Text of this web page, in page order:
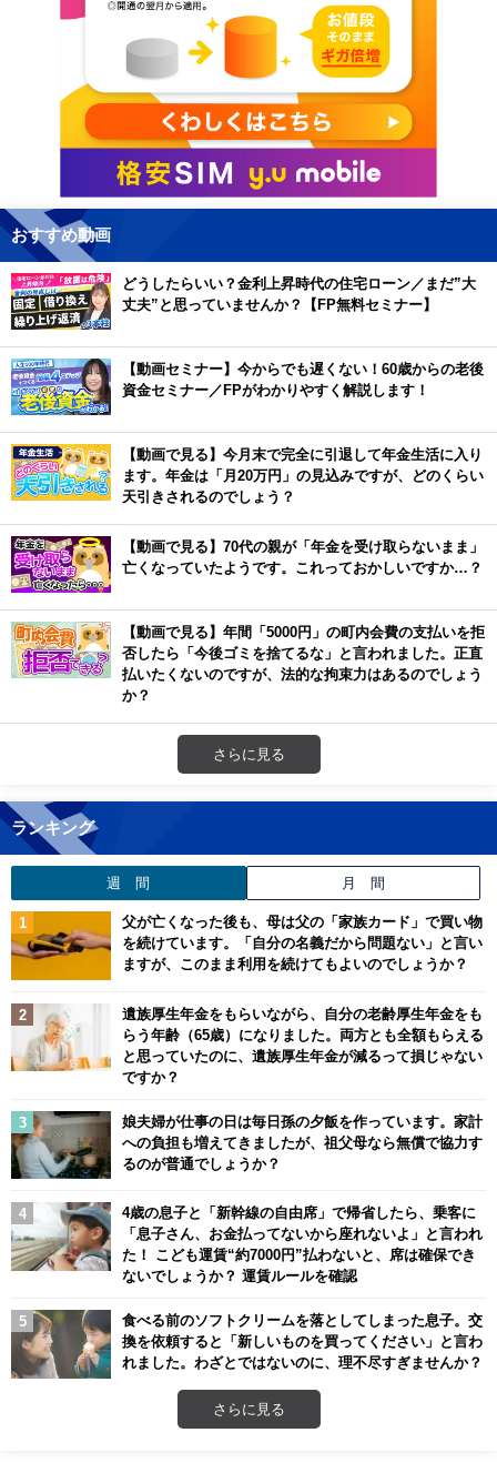
おすすめ動画
どうしたらいい？金利上昇時代の住宅ローン／まだ”大
丈夫”と思っていませんか？【FP無料セミナー】
【動画セミナー】今からでも遅くない！60歳からの老後
資金セミナー／FPがわかりやすく解説します！
【動画で見る】今月末で完全に引退して年金生活に入り
ます。年金は「月20万円」の見込みですが、どのくらい
天引きされるのでしょう？
【動画で見る】70代の親が「年金を受け取らないまま」
亡くなっていたようです。これっておかしいですか…？
【動画で見る】年間「5000円」の町内会費の支払いを拒
否したら「今後ゴミを捨てるな」と言われました。正直
払いたくないのですが、法的な拘束力はあるのでしょう
か？
さらに見る
ランキング
週 間 月 間
父が亡くなった後も、母は父の「家族カード」で買い物
を続けています。「自分の名義だから問題ない」と言い
ますが、このまま利用を続けてもよいのでしょうか？
遺族厚生年金をもらいながら、自分の老齢厚生年金をも
らう年齢（65歳）になりました。両方とも全額もらえる
と思っていたのに、遺族厚生年金が減るって損じゃない
ですか？
娘夫婦が仕事の日は毎日孫の夕飯を作っています。家計
への負担も増えてきましたが、祖父母なら無償で協力す
るのが普通でしょうか？
4歳の息子と「新幹線の自由席」で帰省したら、乗客に
「息子さん、お金払ってないから座れないよ」と言われ
た！ こども運賃“約7000円”払わないと、席は確保でき
ないでしょうか？ 運賃ルールを確認
食べる前のソフトクリームを落としてしまった息子。交
換を依頼すると「新しいものを買ってください」と言わ
れました。わざとではないのに、理不尽すぎませんか？
さらに見る